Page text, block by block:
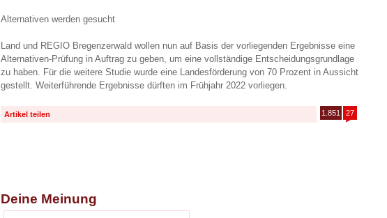
Alternativen werden gesucht
Land und REGIO Bregenzerwald wollen nun auf Basis der vorliegenden Ergebnisse eine
Alternativen-Prüfung in Auftrag zu geben, um eine vollständige Entscheidungsgrundlage
zu haben. Für die weitere Studie wurde eine Landesförderung von 70 Prozent in Aussicht
gestellt. Weiterführende Ergebnisse dürften im Frühjahr 2022 vorliegen.
Artikel teilen 1.851 27
Deine Meinung